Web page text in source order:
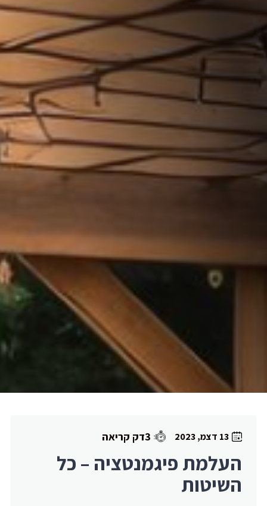
13 דצמ, 2023 3דק קריאה
העלמת פיגמנטציה – כל
השיטות